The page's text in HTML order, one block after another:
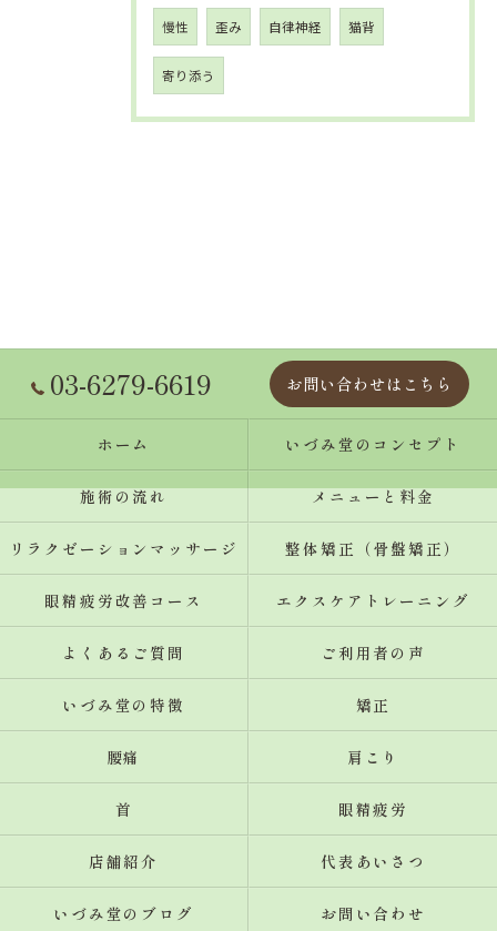
慢性 歪み 自律神経 猫背
寄り添う
03-6279-6619 お問い合わせはこちら
ホーム いづみ堂のコンセプト
施術の流れ メニューと料金
リラクゼーションマッサージ 整体矯正（骨盤矯正）
眼精疲労改善コース エクスケアトレーニング
よくあるご質問 ご利用者の声
いづみ堂の特徴 矯正
腰痛 肩こり
首 眼精疲労
店舗紹介 代表あいさつ
いづみ堂のブログ お問い合わせ